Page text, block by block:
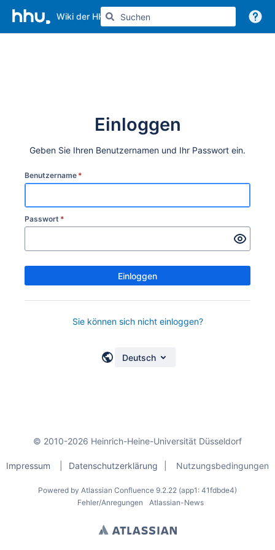
Wiki der HHU Weitere Informationen
Einloggen
Geben Sie Ihren Benutzernamen und Ihr Passwort ein.
Benutzername *
Passwort *
Einloggen
Sie können sich nicht einloggen?
Deutsch
© 2010-2026 Heinrich-Heine-Universität Düsseldorf
Impressum Datenschutzerklärung Nutzungsbedingungen
Powered by Atlassian Confluence 9.2.22 (app1: 41fdbde4)
Fehler/Anregungen
Atlassian-News